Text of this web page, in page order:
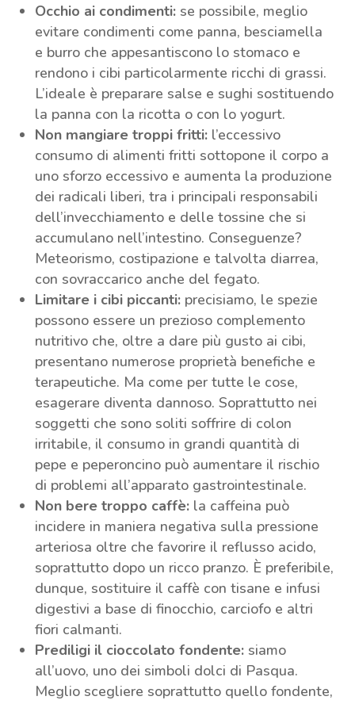
Occhio ai condimenti: se possibile, meglio
evitare condimenti come panna, besciamella
e burro che appesantiscono lo stomaco e
rendono i cibi particolarmente ricchi di grassi.
L’ideale è preparare salse e sughi sostituendo
la panna con la ricotta o con lo yogurt.
Non mangiare troppi fritti: l’eccessivo
consumo di alimenti fritti sottopone il corpo a
uno sforzo eccessivo e aumenta la produzione
dei radicali liberi, tra i principali responsabili
dell’invecchiamento e delle tossine che si
accumulano nell’intestino. Conseguenze?
Meteorismo, costipazione e talvolta diarrea,
con sovraccarico anche del fegato.
Limitare i cibi piccanti: precisiamo, le spezie
possono essere un prezioso complemento
nutritivo che, oltre a dare più gusto ai cibi,
presentano numerose proprietà benefiche e
terapeutiche. Ma come per tutte le cose,
esagerare diventa dannoso. Soprattutto nei
soggetti che sono soliti soffrire di colon
irritabile, il consumo in grandi quantità di
pepe e peperoncino può aumentare il rischio
di problemi all’apparato gastrointestinale.
Non bere troppo caffè: la caffeina può
incidere in maniera negativa sulla pressione
arteriosa oltre che favorire il reflusso acido,
soprattutto dopo un ricco pranzo. È preferibile,
dunque, sostituire il caffè con tisane e infusi
digestivi a base di finocchio, carciofo e altri
fiori calmanti.
Prediligi il cioccolato fondente: siamo
all’uovo, uno dei simboli dolci di Pasqua.
Meglio scegliere soprattutto quello fondente,